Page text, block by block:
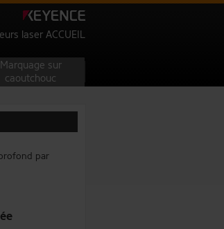
laser ACCUEIL
Marquage sur
caoutchouc
par